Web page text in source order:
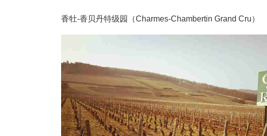
香牡-香贝丹特级园（Charmes-Chambertin Grand Cru）